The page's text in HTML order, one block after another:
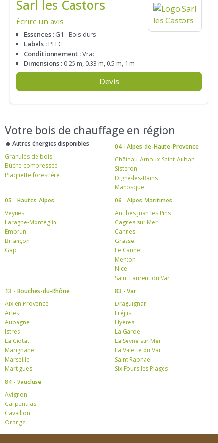
Sarl les Castors
Écrire un avis
Essences : G1 - Bois durs
Labels :PEFC
Conditionnement :Vrac
Dimensions : 0.25 m, 0.33 m, 0.5 m, 1 m
Devis
Votre bois de chauffage en région
🔥 Autres énergies disponibles
Granulés de bois
Bûche compressée
Plaquette forestière
04 - Alpes-de-Haute-Provence
Château-Arnoux-Saint-Auban
Sisteron
Digne-les-Bains
Manosque
05 - Hautes-Alpes
Veynes
Laragne-Montéglin
Embrun
Briançon
Gap
06 - Alpes-Maritimes
Antibes Juan les Pins
Cagnes sur Mer
Cannes
Grasse
Le Cannet
Menton
Nice
Saint Laurent du Var
13 - Bouches-du-Rhône
Aix en Provence
Arles
Aubagne
Istres
La Ciotat
Marignane
Marseille
Martigues
83 - Var
Draguignan
Fréjus
Hyères
La Garde
La Seyne sur Mer
La Valette du Var
Saint Raphaël
Six Fours les Plages
84 - Vaucluse
Avignon
Carpentras
Cavaillon
Orange